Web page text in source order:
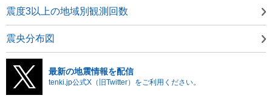
震度3以上の地域別観測回数
震央分布図
最新の地震情報を配信
tenki.jp公式X（旧Twitter）をご利用ください。